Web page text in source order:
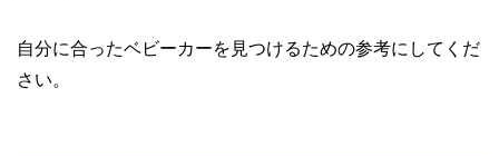
自分に合ったベビーカーを見つけるための参考にしてくだ
さい。